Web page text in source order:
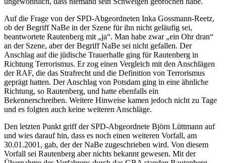
Auf die Frage von der SPD-Abgeordneten Inka Gossmann-Reetz,
ob der Begriff NaBe in der Szene für ihn nicht geläufig sei,
beantwortete Rautenberg mit „ja“. Man habe zwar „ein Ohr dran“
an der Szene, aber der Begriff NaBe sei nicht gefallen. Der
Anschlag auf die jüdische Trauerhalle ging für Rautenberg in
Richtung Terrorismus. Er zog einen Vergleich mit den Anschlägen
der RAF, die das Strafrecht und die Definition von Terrorismus
geprägt hatten. Der Anschlag von Potsdam ging in eine ähnliche
Richtung, so Rautenberg, und hatte ebenfalls ein
Bekennerschreiben. Weitere Hinweise kamen jedoch nicht zu Tage
und es folgten auch keine weiteren Anschläge.
Den letzten Punkt griff der SPD-Abgeordnete Björn Lüttmann auf
und wies darauf hin, dass es noch einen weiteren Vorfall, am
30.01.2001, gab, der der NaBe zugeschrieben wird. Von diesem
Vorfall sei Rautenberg aber nichts bekannt gewesen. Mit der